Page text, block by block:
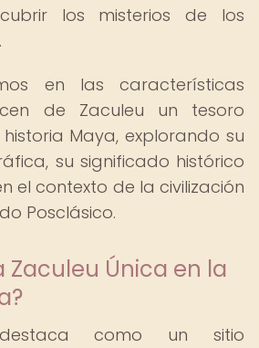
los misterios de los
en las características
de Zaculeu un tesoro
Maya, explorando su
su significado histórico
el contexto de la civilización
Posclásico.
Zaculeu Única en la
como un sitio